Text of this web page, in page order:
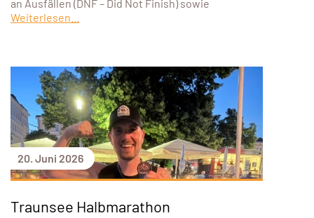
an Ausfällen (DNF – Did Not Finish) sowie
Weiterlesen...
20. Juni 2026
Traunsee Halbmarathon